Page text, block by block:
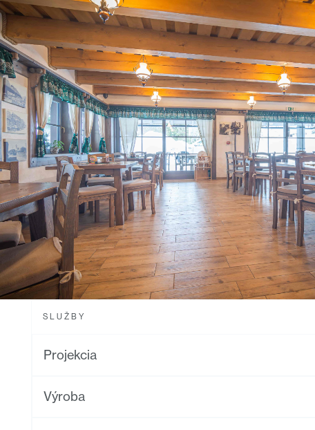
SLUŽBY
Projekcia
Výroba